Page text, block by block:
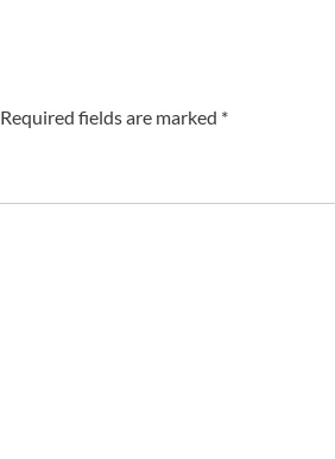
Required fields are marked *